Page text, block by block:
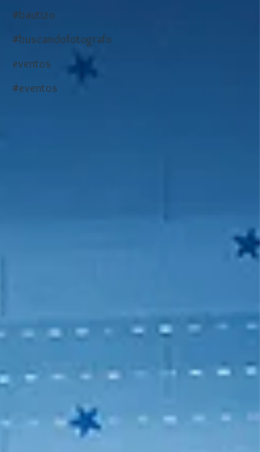
#bautizo
#buscandofotografo
eventos
#eventos